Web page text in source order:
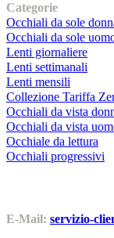
Categorie
Occhiali da sole
Occhiali da sole
Lenti giornaliere
Lenti settimanali
Lenti mensili
Collezione Tariffa
Occhiali da vista
Occhiali da vista
Occhiale da lettura
Occhiali progressivi
E-Mail: servizio-